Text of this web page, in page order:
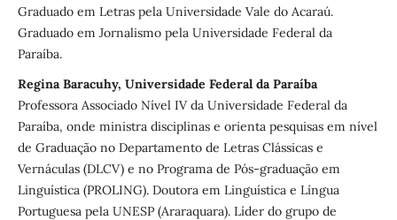
Graduado em Letras pela Universidade Vale do Acaraú.
Graduado em Jornalismo pela Universidade Federal da
Paraíba.
Regina Baracuhy, Universidade Federal da Paraíba
Professora Associado Nível IV da Universidade Federal da
Paraíba, onde ministra disciplinas e orienta pesquisas em nível
de Graduação no Departamento de Letras Clássicas e
Vernáculas (DLCV) e no Programa de Pós-graduação em
Linguística (PROLING). Doutora em Linguística e Língua
Portuguesa pela UNESP (Araraquara). Líder do grupo de